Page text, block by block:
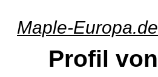
Maple-
Profil